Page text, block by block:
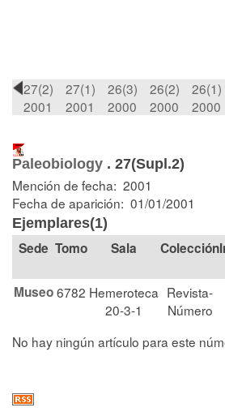
27(2)
2001
27(1)
2001
26(3)
2000
26(2)
2000
26(1)
2000
Paleobiology . 27(Supl.2)
Mención de fecha: 2001
Fecha de aparición: 01/01/2001
Ejemplares(1)
Tomo Sala Colección
Museo6782 Hemeroteca
20-3-1
Revista-
Número
No hay ningún artículo para este